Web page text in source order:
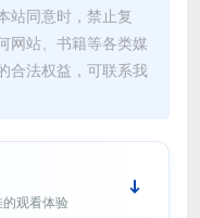
站同意时，禁止复
网站、书籍等各类媒
合法权益，可联系我
观看体验